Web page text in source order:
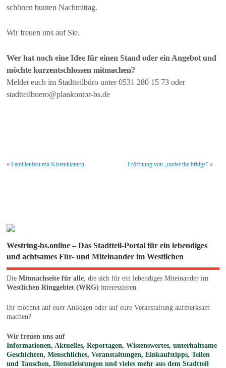
schönen bunten Nachmittag.
Wir freuen uns auf Sie.
Wer hat noch eine Idee für einen Stand oder ein Angebot und
möchte kurzentschlossen mitmachen?
Meldet euch im Stadtteilbüro unter 0531 280 15 73 oder
stadtteilbuero@plankontor-bs.de
«Familienfest mit Kistenklettern Eröffnung von „under the bridge“»
Westring-bs.online – Das Stadtteil-Portal für ein lebendiges
und achtsames Für- und Miteinander im Westlichen
DieMitmachseite für alle , die sich für ein lebendiges Miteinander im
Westlichen Ringgebiet (WRG) interessieren.
Ihr möchtet auf euer Anliegen oder auf eure Veranstaltung aufmerksam
machen?
Wir freuen uns auf
Informationen, Aktuelles, Reportagen, Wissenswertes, unterhaltsame
Geschichten, Menschliches, Veranstaltungen, Einkaufstipps, Teilen
und Tauschen, Dienstleistungen und vieles mehr aus dem Stadtteil